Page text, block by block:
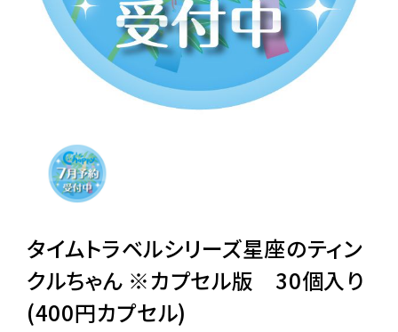
レンタル
景品・玩具・文具
販促用カプセルトイ
06-6282-7659
タイムトラベルシリーズ星座のティン
クルちゃん ※カプセル版 30個入り
(400円カプセル)